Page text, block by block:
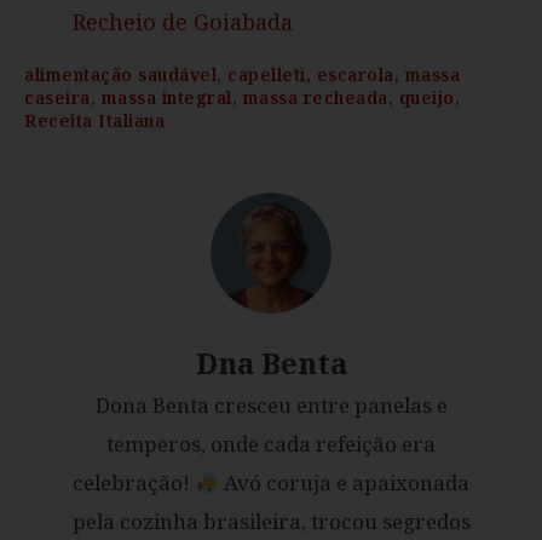
Recheio de Goiabada
alimentação saudável, capelleti, escarola, massa
caseira, massa integral, massa recheada, queijo,
Receita Italiana
Dna Benta
Dona Benta cresceu entre panelas e
temperos, onde cada refeição era
celebração!
Avó coruja e apaixonada
pela cozinha brasileira, trocou segredos